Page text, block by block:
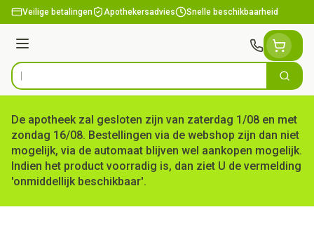
Ga naar de inhoud
Veilige betalingen Apothekersadvies Snelle beschikbaarheid
Menu
Product, merk, categorie... Zoek
De apotheek zal gesloten zijn van zaterdag 1/08 en met
zondag 16/08. Bestellingen via de webshop zijn dan niet
mogelijk, via de automaat blijven wel aankopen mogelijk.
Indien het product voorradig is, dan ziet U de vermelding
'onmiddellijk beschikbaar'.